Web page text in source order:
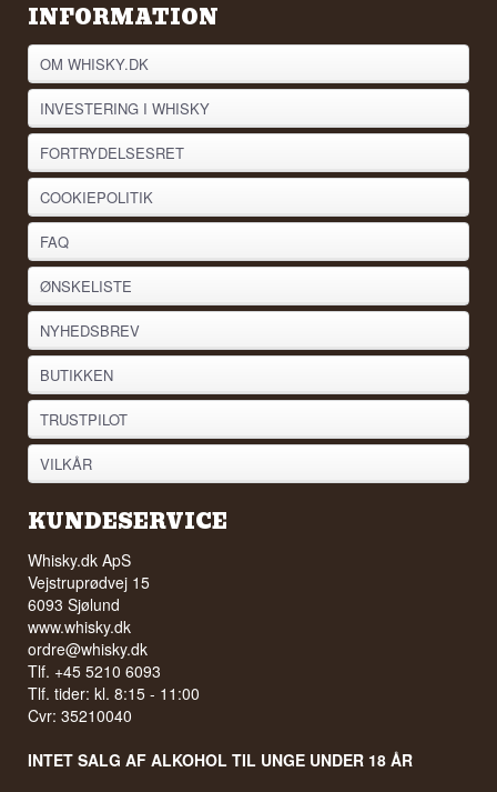
INFORMATION
OM WHISKY.DK
INVESTERING I WHISKY
FORTRYDELSESRET
COOKIEPOLITIK
FAQ
ØNSKELISTE
NYHEDSBREV
BUTIKKEN
TRUSTPILOT
VILKÅR
KUNDESERVICE
Whisky.dk ApS
Vejstruprødvej 15
6093 Sjølund
www.whisky.dk
ordre@whisky.dk
Tlf. +45 5210 6093
Tlf. tider: kl. 8:15 - 11:00
Cvr: 35210040
INTET SALG AF ALKOHOL TIL UNGE UNDER 18 ÅR